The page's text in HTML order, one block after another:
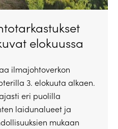
elokuussa
ilmajohtoverkon
3. elokuuta alkaen.
eri puolilla
laidunalueet ja
mukaan